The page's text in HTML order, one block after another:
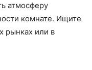
атмосферу
комнате. Ищите
рынках или в